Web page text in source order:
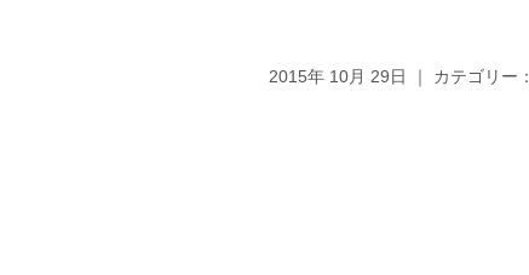
2015年 10月 29日 ｜ カテゴリー：